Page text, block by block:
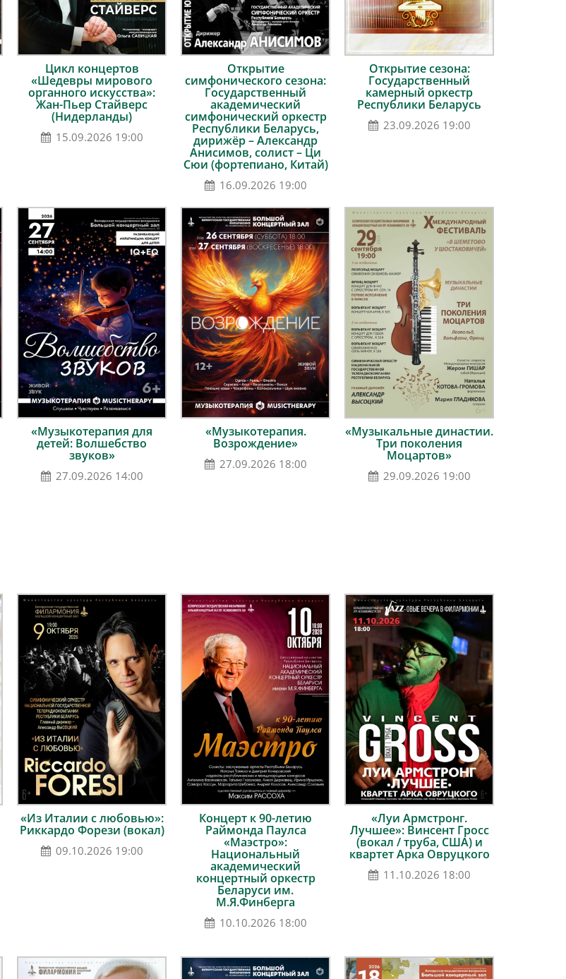
Цикл концертов
«Шедевры мирового
органного искусства»:
Жан-Пьер Стайверс
(Нидерланды)
15.09.2026 19:00
Открытие
симфонического сезона:
Государственный
академический
симфонический оркестр
Республики Беларусь,
дирижёр – Александр
Анисимов, солист – Ци
Сюи (фортепиано, Китай)
16.09.2026 19:00
Открытие сезона:
Государственный
камерный оркестр
Республики Беларусь
23.09.2026 19:00
«Музыкотерапия для
детей: Волшебство
звуков»
27.09.2026 14:00
«Музыкотерапия.
Возрождение»
27.09.2026 18:00
«Музыкальные династии.
Три поколения
Моцартов»
29.09.2026 19:00
«Из Италии с любовью»:
Риккардо Форези (вокал)
09.10.2026 19:00
Концерт к 90-летию
Раймонда Паулса
«Маэстро»:
Национальный
академический
концертный оркестр
Беларуси им.
М.Я.Финберга
10.10.2026 18:00
«Луи Армстронг.
Лучшее»: Винсент Гросс
(вокал / труба, США) и
квартет Арка Овруцкого
11.10.2026 18:00